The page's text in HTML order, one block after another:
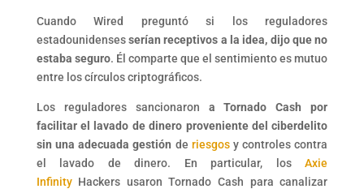
Cuando Wired preguntó si los reguladores
estadounidensesserían receptivos a la idea, dijo que no
estaba seguro. Él comparte que el sentimiento es mutuo
entre los círculos criptográficos.
Los reguladores sancionaron a Tornado Cash por
facilitar el lavado de dinero proveniente del ciberdelito
sin una adecuada gestión de riesgosy controles contra
el lavado de dinero. En particular, losAxie
InfinityHackers usaron Tornado Cash para canalizar